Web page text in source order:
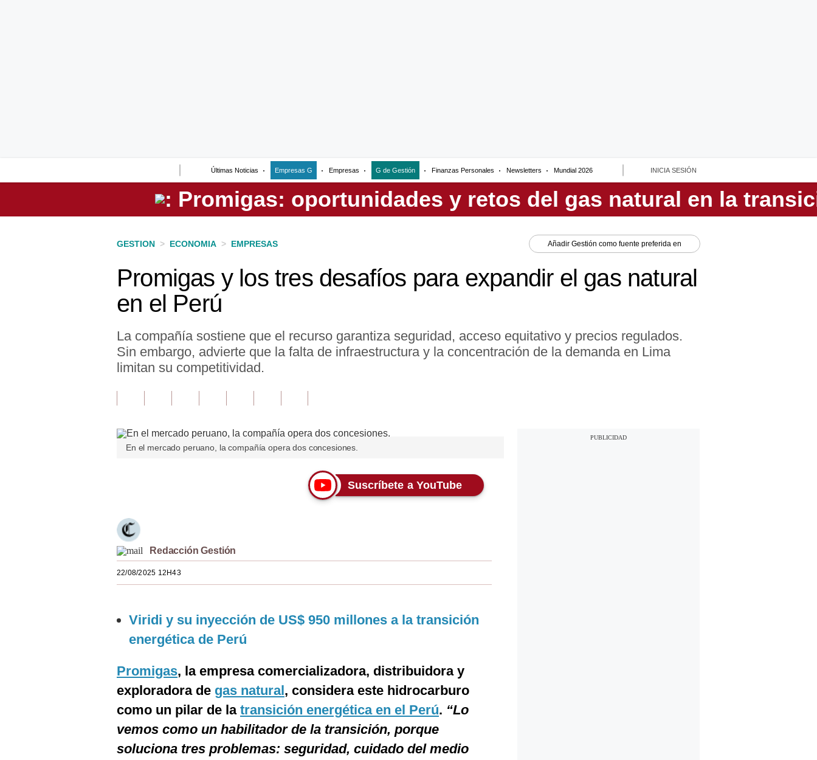
Últimas Noticias Empresas G Empresas G de Gestión Finanzas Personales Newsletters Mundial 2026 INICIA SESIÓN
Perú
GESTION > ECONOMIA > EMPRESAS Añadir Gestión como fuente preferida en
Promigas y los tres desafíos para expandir el gas natural
en el Perú
La compañía sostiene que el recurso garantiza seguridad, acceso equitativo y precios regulados.
Sin embargo, advierte que la falta de infraestructura y la concentración de la demanda en Lima
limitan su competitividad.
En el mercado peruano, la compañía opera dos concesiones.
Suscríbete a YouTube
Redacción Gestión
22/08/2025 12H43
Viridi y su inyección de US$ 950 millones a la transición
energética de Perú
Promigas, la empresa comercializadora, distribuidora y
exploradora de gas natural, considera este hidrocarburo
como un pilar de la transición energética en el Perú. “Lo
vemos como un habilitador de la transición, porque
soluciona tres problemas: seguridad, cuidado del medio